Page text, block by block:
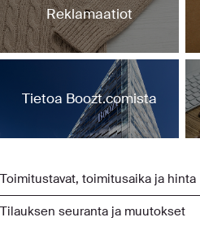
Reklamaatiot
Tietoa Boozt.comista
Toimitustavat, toimitusaika ja hinta
Tilauksen seuranta ja muutokset